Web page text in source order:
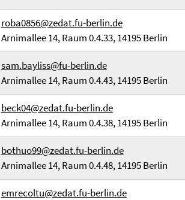
roba0856@zedat.fu-berlin.de
Arnimallee 14, Raum 0.4.33, 14195 Berlin
sam.bayliss@fu-berlin.de
Arnimallee 14, Raum 0.4.43, 14195 Berlin
beck04@zedat.fu-berlin.de
Arnimallee 14, Raum 0.4.38, 14195 Berlin
bothuo99@zedat.fu-berlin.de
Arnimallee 14, Raum 0.4.48, 14195 Berlin
emrecoltu@zedat.fu-berlin.de